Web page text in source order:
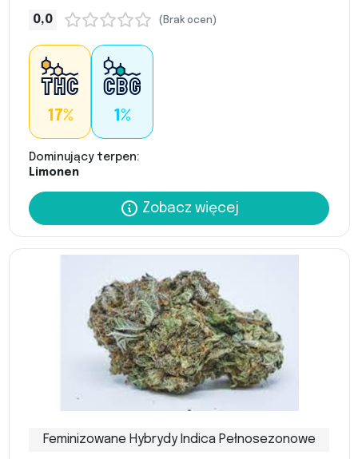
0,0 (Brak ocen)
17% 1%
Dominujący terpen:
Limonen
Zobacz więcej
Feminizowane Hybrydy Indica Pełnosezonowe